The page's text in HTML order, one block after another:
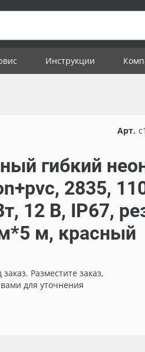
Инструкции
Арт.
гибкий
2835,
12 В, IP67,
м, красный
Разместите заказ,
для уточнения